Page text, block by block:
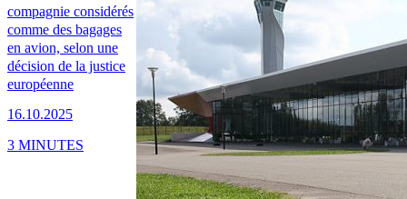
compagnie considérés
comme des bagages
en avion, selon une
décision de la justice
européenne
16.10.2025
3 MINUTES